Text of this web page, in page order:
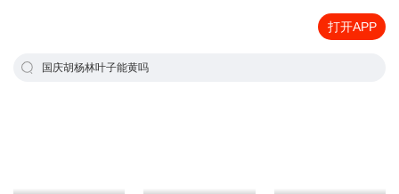
打开APP
国庆胡杨林叶子能黄吗